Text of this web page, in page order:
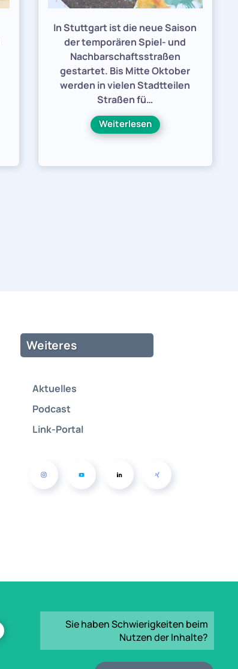
In Stuttgart ist die neue Saison
der temporären Spiel- und
Nachbarschaftsstraßen
gestartet. Bis Mitte Oktober
werden in vielen Stadtteilen
Straßen fü…
Weiterlesen
Weiteres
Aktuelles
Podcast
Link-Portal
Sie haben Schwierigkeiten beim
Nutzen der Inhalte?